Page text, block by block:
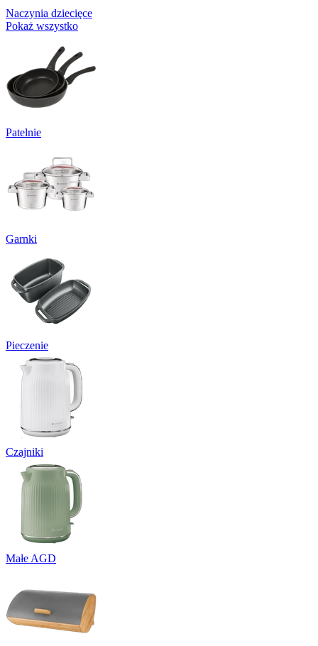
Naczynia dziecięce
Pokaż wszystko
Patelnie
Garnki
Pieczenie
Czajniki
Małe AGD